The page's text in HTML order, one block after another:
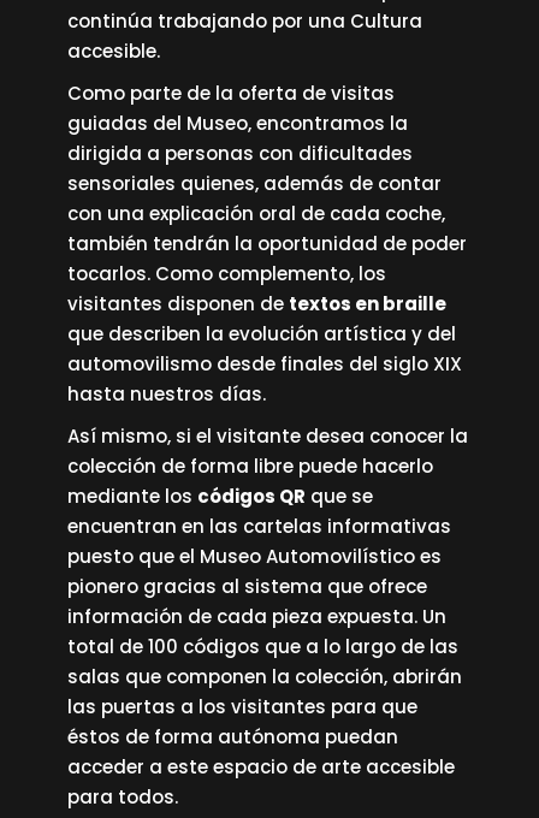
continúa trabajando por una Cultura
accesible.
Como parte de la oferta de visitas
guiadas del Museo, encontramos la
dirigida a personas con dificultades
sensoriales quienes, además de contar
con una explicación oral de cada coche,
también tendrán la oportunidad de poder
tocarlos. Como complemento, los
visitantes disponen de textos en braille
que describen la evolución artística y del
automovilismo desde finales del siglo XIX
hasta nuestros días.
Así mismo, si el visitante desea conocer la
colección de forma libre puede hacerlo
mediante los códigos QR que se
encuentran en las cartelas informativas
puesto que el Museo Automovilístico es
pionero gracias al sistema que ofrece
información de cada pieza expuesta. Un
total de 100 códigos que a lo largo de las
salas que componen la colección, abrirán
las puertas a los visitantes para que
éstos de forma autónoma puedan
acceder a este espacio de arte accesible
para todos.